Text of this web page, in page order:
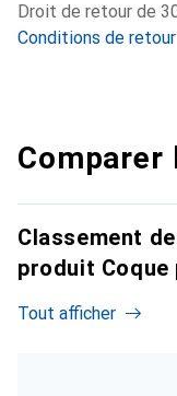
Droit de retour de
Conditions de retour
Classement
produit
Tout afficher